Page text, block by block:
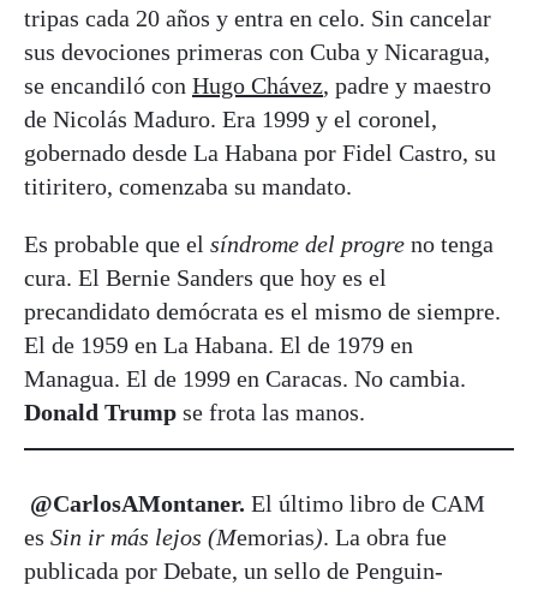
tripas cada 20 años y entra en celo. Sin cancelar
sus devociones primeras con Cuba y Nicaragua,
se encandiló con Hugo Chávez, padre y maestro
de Nicolás Maduro. Era 1999 y el coronel,
gobernado desde La Habana por Fidel Castro, su
titiritero, comenzaba su mandato.
Es probable que el síndrome del progre no tenga
cura. El Bernie Sanders que hoy es el
precandidato demócrata es el mismo de siempre.
El de 1959 en La Habana. El de 1979 en
Managua. El de 1999 en Caracas. No cambia.
Donald Trump se frota las manos.
@CarlosAMontaner. El último libro de CAM
es Sin ir más lejos (Memorias). La obra fue
publicada por Debate, un sello de Penguin-